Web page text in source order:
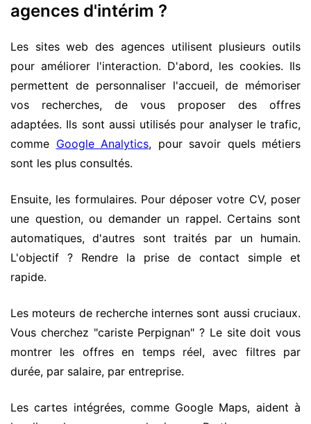
agences d'intérim ?
Les sites web des agences utilisent plusieurs outils
pour améliorer l'interaction. D'abord, les cookies. Ils
permettent de personnaliser l'accueil, de mémoriser
vos recherches, de vous proposer des offres
adaptées. Ils sont aussi utilisés pour analyser le trafic,
comme Google Analytics, pour savoir quels métiers
sont les plus consultés.
Ensuite, les formulaires. Pour déposer votre CV, poser
une question, ou demander un rappel. Certains sont
automatiques, d'autres sont traités par un humain.
L'objectif ? Rendre la prise de contact simple et
rapide.
Les moteurs de recherche internes sont aussi cruciaux.
Vous cherchez "cariste Perpignan" ? Le site doit vous
montrer les offres en temps réel, avec filtres par
durée, par salaire, par entreprise.
Les cartes intégrées, comme Google Maps, aident à